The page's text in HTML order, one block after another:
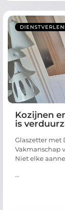
Kozijnen
is
Glaszetter met
Vakmanschap
Niet elke
...